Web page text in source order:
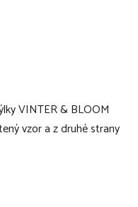
VINTER & BLOOM
vzor a z druhé strany